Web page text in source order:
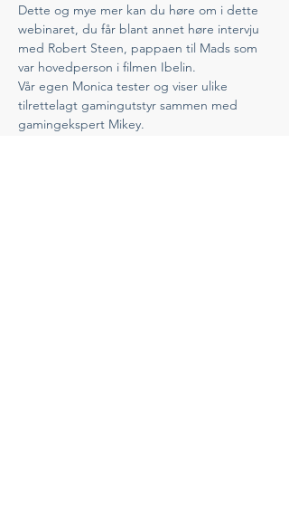
Dette og mye mer kan du høre om i dette
webinaret, du får blant annet høre intervju
med Robert Steen, pappaen til Mads som
var hovedperson i filmen Ibelin.
Vår egen Monica tester og viser ulike
tilrettelagt gamingutstyr sammen med
gamingekspert Mikey.